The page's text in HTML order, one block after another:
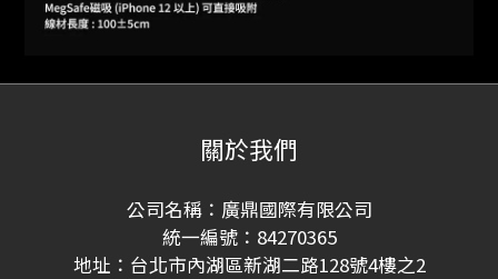
關於我們
公司名稱：廣鼎國際有限公司
統一編號：84270365
地址：台北市內湖區新湖二路128號4樓之2